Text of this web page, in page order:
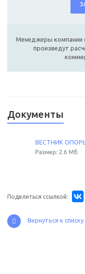
Менеджеры компании
произведут
Документы
ВЕСТНИК
Размер: 2.6 Мб
Поделиться ссылкой:
Вернуться к списку